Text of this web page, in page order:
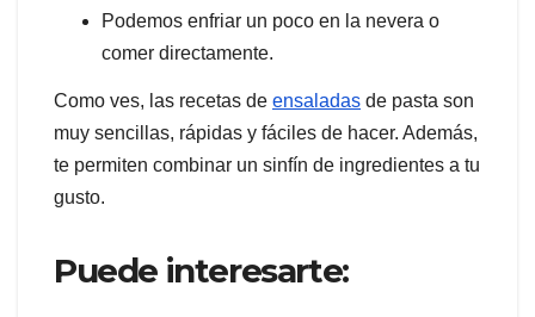
Podemos enfriar un poco en la nevera o
comer directamente.
Como ves, las recetas de ensaladas de pasta son
muy sencillas, rápidas y fáciles de hacer. Además,
te permiten combinar un sinfín de ingredientes a tu
gusto.
Puede interesarte: